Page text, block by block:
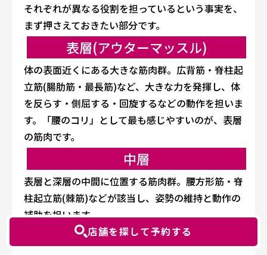
店舗を探して予約する
それぞれが異なる役割を担っているという事実を、
まず押さえておきたい部分です。
表層(アウターマッスル)
体の表面近くにある大きな筋肉群。広背筋・脊柱起
立筋(腸肋筋・最長筋)など、大きな力を発揮し、体
を反らす・側屈する・回旋するなどの動作を担いま
す。「腰のコリ」として最も感じやすいのが、表層
の筋肉です。
中層
表層と深層の中間に位置する筋肉群。腰方形筋・脊
柱起立筋(棘筋)などが該当し、姿勢の維持と動作の
補助を担います。
深層(インナーマッスル)